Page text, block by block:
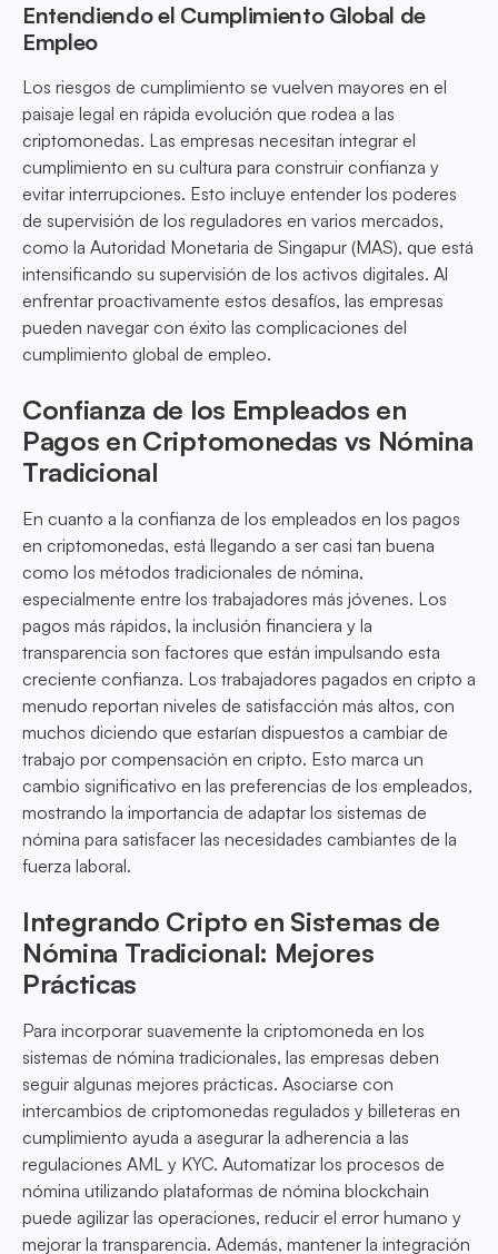
Entendiendo el Cumplimiento Global de
Empleo
Los riesgos de cumplimiento se vuelven mayores en el
paisaje legal en rápida evolución que rodea a las
criptomonedas. Las empresas necesitan integrar el
cumplimiento en su cultura para construir confianza y
evitar interrupciones. Esto incluye entender los poderes
de supervisión de los reguladores en varios mercados,
como la Autoridad Monetaria de Singapur (MAS), que está
intensificando su supervisión de los activos digitales. Al
enfrentar proactivamente estos desafíos, las empresas
pueden navegar con éxito las complicaciones del
cumplimiento global de empleo.
Confianza de los Empleados en
Pagos en Criptomonedas vs Nómina
Tradicional
En cuanto a la confianza de los empleados en los pagos
en criptomonedas, está llegando a ser casi tan buena
como los métodos tradicionales de nómina,
especialmente entre los trabajadores más jóvenes. Los
pagos más rápidos, la inclusión financiera y la
transparencia son factores que están impulsando esta
creciente confianza. Los trabajadores pagados en cripto a
menudo reportan niveles de satisfacción más altos, con
muchos diciendo que estarían dispuestos a cambiar de
trabajo por compensación en cripto. Esto marca un
cambio significativo en las preferencias de los empleados,
mostrando la importancia de adaptar los sistemas de
nómina para satisfacer las necesidades cambiantes de la
fuerza laboral.
Integrando Cripto en Sistemas de
Nómina Tradicional: Mejores
Prácticas
Para incorporar suavemente la criptomoneda en los
sistemas de nómina tradicionales, las empresas deben
seguir algunas mejores prácticas. Asociarse con
intercambios de criptomonedas regulados y billeteras en
cumplimiento ayuda a asegurar la adherencia a las
regulaciones AML y KYC. Automatizar los procesos de
nómina utilizando plataformas de nómina blockchain
puede agilizar las operaciones, reducir el error humano y
mejorar la transparencia. Además, mantener la integración